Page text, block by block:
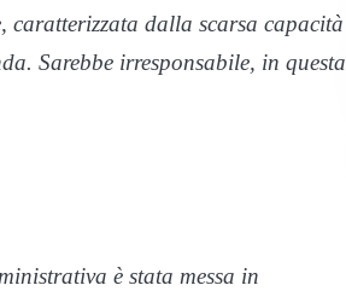
caratterizzata dalla scarsa capacità
Sarebbe irresponsabile, in questa
è stata messa in